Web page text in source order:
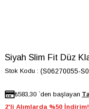
Siyah Slim Fit Düz
Stok Kodu (S06270055-
₺583,30 `den başlayan
2'li Alımlarda %50 İndirim!